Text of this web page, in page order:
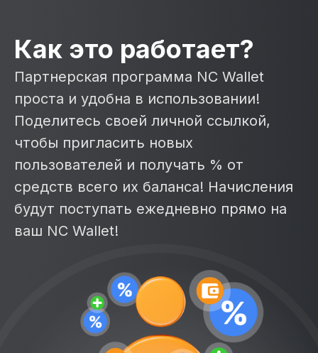
Как это работает?
Партнерская программа NC Wallet
проста и удобна в использовании!
Поделитесь своей личной ссылкой,
чтобы пригласить новых
пользователей и получать % от
средств всего их баланса! Начисления
будут поступать ежедневно прямо на
ваш NC Wallet!